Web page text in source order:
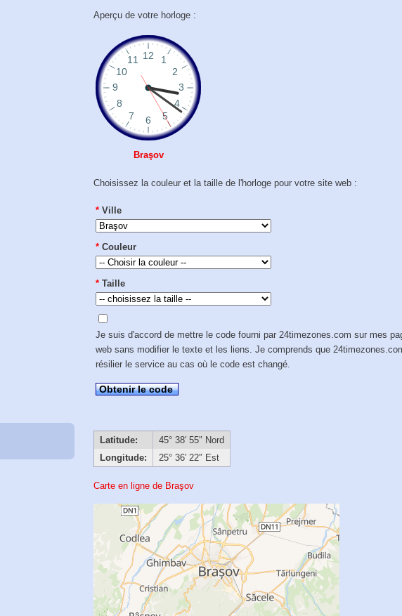
Aperçu de votre horloge :
Braşov
Choisissez la couleur et la taille de l'horloge pour votre site web :
* Ville
* Couleur
* Taille
Je suis d'accord de mettre le code fourni par 24timezones.com sur mes
web sans modifier le texte et les liens. Je comprends que
résilier le service au cas où le code est changé.
Obtenir le code
Latitude:
45° 38′ 55″ Nord
Longitude:
25° 36′ 22″ Est
Carte en ligne de Braşov